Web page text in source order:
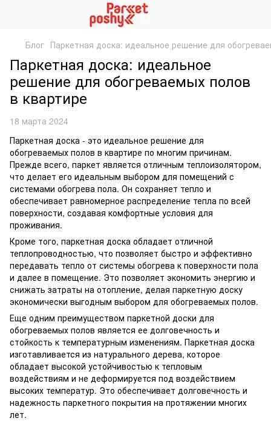
Блог Паркетная доска: идеальное решение для
Паркетная доска: идеальное
решение для обогреваемых полов
в квартире
18 марта 2024
Паркетная доска - это идеальное решение для
обогреваемых полов в квартире по многим причинам.
Прежде всего, паркет является отличным теплоизолятором,
что делает его идеальным выбором для помещений с
системами обогрева пола. Он сохраняет тепло и
обеспечивает равномерное распределение тепла по всей
поверхности, создавая комфортные условия для
проживания.
Кроме того, паркетная доска обладает отличной
теплопроводностью, что позволяет быстро и эффективно
передавать тепло от системы обогрева к поверхности пола
и далее в помещение. Это позволяет экономить энергию и
снижать затраты на отопление, делая паркетную доску
экономически выгодным выбором для обогреваемых полов.
Еще одним преимуществом паркетной доски для
обогреваемых полов является ее долговечность и
стойкость к температурным изменениям. Паркетная доска
изготавливается из натурального дерева, которое
обладает высокой устойчивостью к тепловым
воздействиям и не деформируется под воздействием
высоких температур. Это обеспечивает долговечность и
надежность паркетного покрытия на протяжении многих
лет.